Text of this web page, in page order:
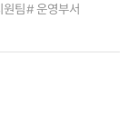
팀# 운영부서